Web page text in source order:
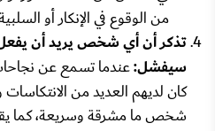
من الوقوع في الإنكار أو السلبية
تذكر أن أي شخص يريد أن يفعل
سيفشل:عندما تسمع عن
كان لديهم العديد من
شخص ما مشرقة وسريعة، كما